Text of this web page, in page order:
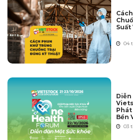
Suất
04
Diễn
Bền
03